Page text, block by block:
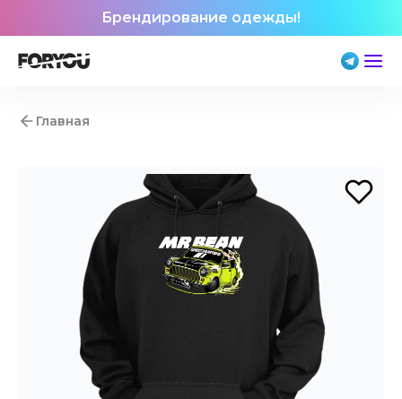
Брендирование одежды!
Главная